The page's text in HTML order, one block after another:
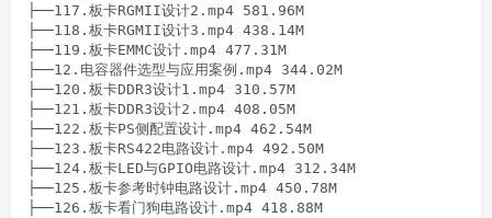
├──117.板卡RGMII设计2.mp4 581.96M
├──118.板卡RGMII设计3.mp4 438.14M
├──119.板卡EMMC设计.mp4 477.31M
├──12.电容器件选型与应用案例.mp4 344.02M
├──120.板卡DDR3设计1.mp4 310.57M
├──121.板卡DDR3设计2.mp4 408.05M
├──122.板卡PS侧配置设计.mp4 462.54M
├──123.板卡RS422电路设计.mp4 492.50M
├──124.板卡LED与GPIO电路设计.mp4 312.34M
├──125.板卡参考时钟电路设计.mp4 450.78M
├──126.板卡看门狗电路设计.mp4 418.88M